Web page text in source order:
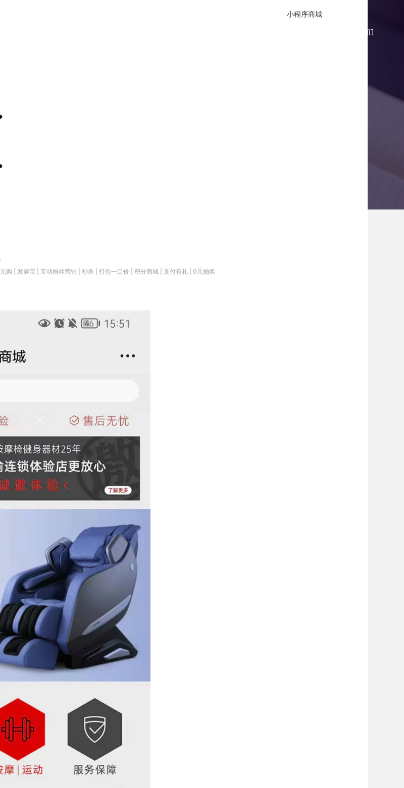
首页 小程序商城 微商城功能 微商城报价 微商城案例 微商城资讯 联系我们
商城小程序商城搭建分享
小程序商城
| 发券宝 | 互动粉丝营销 | 秒杀 | 打包一口价 | 积分商城 | 支付有礼 | 0元抽奖